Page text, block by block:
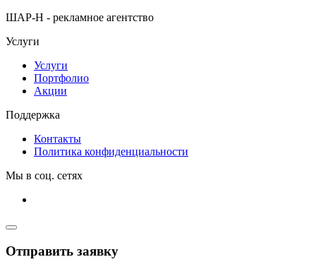
ШАР-Н - рекламное агентство
Услуги
Услуги
Портфолио
Акции
Поддержка
Контакты
Политика конфиденциальности
Мы в соц. сетях
Отправить заявку